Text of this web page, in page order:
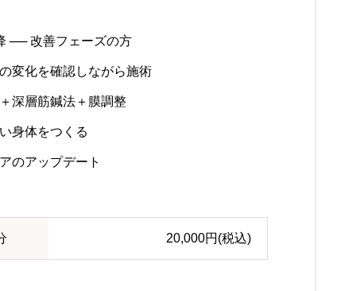
── 改善フェーズの方
変化を確認しながら施術
深層筋鍼法＋膜調整
身体をつくる
のアップデート
20,000円(税込)